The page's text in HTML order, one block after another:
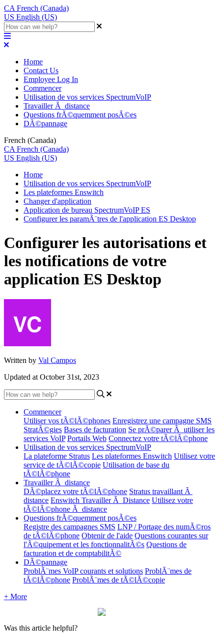
CA French (Canada)
US English (US)
Home
Contact Us
Employee Log In
Commencer
Utilisation de vos services SpectrumVoIP
Travailler Ã distance
Questions frÃ©quemment posÃ©es
DÃ©pannage
French (Canada)
CA French (Canada)
US English (US)
Home
Utilisation de vos services SpectrumVoIP
Les plateformes Enswitch
Changer d'application
Application de bureau SpectrumVoIP ES
Configurer les paramÃ¨tres de l'application ES Desktop
Configurer les autorisations et
les notifications de votre
application ES Desktop
Written by Val Campos
Updated at October 31st, 2023
Commencer
Utiliser vos tÃ©lÃ©phones Enregistrez une campagne SMS
StratÃ©gies Bases de facturation Se prÃ©parer Ã utiliser les
services VoIP Portails Web Connectez votre tÃ©lÃ©phone
Utilisation de vos services SpectrumVoIP
La plateforme Stratus Les plateformes Enswitch Utilisez votre
service de tÃ©lÃ©copie Utilisation de base du
tÃ©lÃ©phone
Travailler Ã distance
DÃ©placez votre tÃ©lÃ©phone Stratus travaillant Ã
distance Enswitch Travailler Ã Distance Utilisez votre
tÃ©lÃ©phone Ã distance
Questions frÃ©quemment posÃ©es
Registre des campagnes SMS LNP / Portage des numÃ©ros
de tÃ©lÃ©phone Obtenir de l'aide Questions courantes sur
l'Ã©quipement et les fonctionnalitÃ©s Questions de
facturation et de comptabilitÃ©
DÃ©pannage
ProblÃ¨mes VoIP courants et solutions ProblÃ¨mes de
tÃ©lÃ©phone ProblÃ¨mes de tÃ©lÃ©copie
+ More
Was this article helpful?